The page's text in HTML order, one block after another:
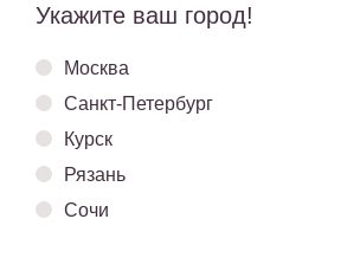
Укажите ваш город!
Москва
Санкт-Петербург
Курск
Рязань
Сочи